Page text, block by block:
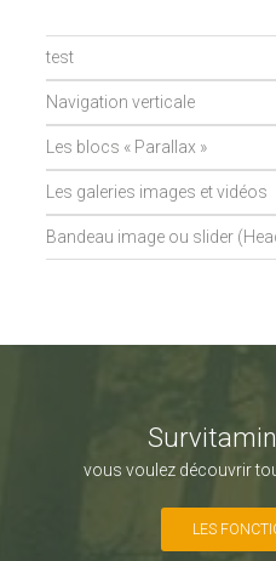
test
Navigation verticale
Les blocs « Parallax »
Les galeries images et vidéos
Bandeau image ou slider
vous voulez découvrir
LES